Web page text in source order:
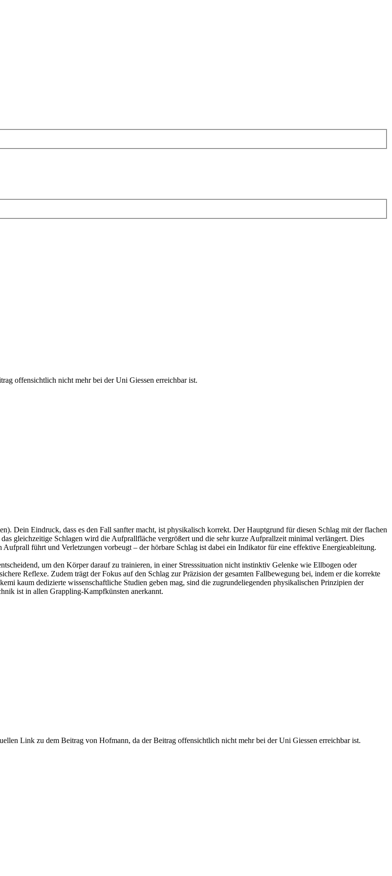
offensichtlich nicht mehr bei der Uni Giessen erreichbar ist.
Dein Eindruck, dass es den Fall sanfter macht, ist physikalisch korrekt. Der Hauptgrund für diesen Schlag mit der flachen
gleichzeitige Schlagen wird die Aufprallfläche vergrößert und die sehr kurze Aufprallzeit minimal verlängert. Dies
führt und Verletzungen vorbeugt – der hörbare Schlag ist dabei ein Indikator für eine effektive Energieableitung.
um den Körper darauf zu trainieren, in einer Stresssituation nicht instinktiv Gelenke wie Ellbogen oder
Reflexe. Zudem trägt der Fokus auf den Schlag zur Präzision der gesamten Fallbewegung bei, indem er die korrekte
kaum dedizierte wissenschaftliche Studien geben mag, sind die zugrundeliegenden physikalischen Prinzipien der
ist in allen Grappling-Kampfkünsten anerkannt.
Link zu dem Beitrag von Hofmann, da der Beitrag offensichtlich nicht mehr bei der Uni Giessen erreichbar ist.